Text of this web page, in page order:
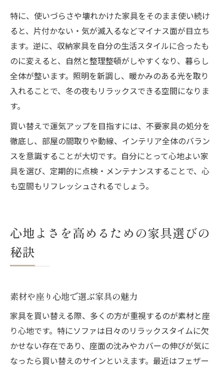
特に、使いづらさや壊れかけた家具をそのまま使い続け
ると、片付かない・気が滅入るなどマイナス面が目立ち
ます。逆に、収納家具を自分の生活スタイルに合ったも
のに変えると、自然と整理整頓がしやすくなり、暮らし
全体が整います。照明を新調し、暖かみのある光を取り
入れることで、冬の夜もリラックスできる空間になりま
す。
買い替えで運気アップを目指すには、不要家具の処分を
徹底し、部屋の間取りや動線、インテリア全体のバラン
スを意識することが大切です。自分にとって心地よい家
具を選び、定期的に点検・メンテナンスすることで、心
も空間もリフレッシュされるでしょう。
心地よさを高めるための家具選びの
秘訣
素材や座り心地で選ぶ家具の魅力
家具を買い替える際、多くの方が重視するのが素材と座
り心地です。特にソファは日々のリラックスタイムに欠
かせない存在であり、座面の沈みやカバーの伸びが気に
なったら買い替えのサインといえます。最近はフェザー